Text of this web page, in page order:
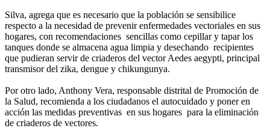
Silva, agrega que es necesario que la población se sensibilice
respecto a la necesidad de prevenir enfermedades vectoriales en sus
hogares, con recomendaciones sencillas como cepillar y tapar los
tanques donde se almacena agua limpia y desechando recipientes
que pudieran servir de criaderos del vector Aedes aegypti, principal
transmisor del zika, dengue y chikungunya.
Por otro lado, Anthony Vera, responsable distrital de Promoción de
la Salud, recomienda a los ciudadanos el autocuidado y poner en
acción las medidas preventivas en sus hogares para la eliminación
de criaderos de vectores.